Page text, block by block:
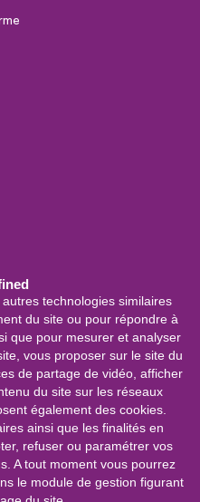
technologies similaires
du site ou pour répondre à
que pour mesurer et analyser
vous proposer sur le site du
de partage de vidéo, afficher
du site sur les réseaux
également des cookies.
ainsi que les finalités en
refuser ou paramétrer vos
A tout moment vous pourrez
le module de gestion figurant
&